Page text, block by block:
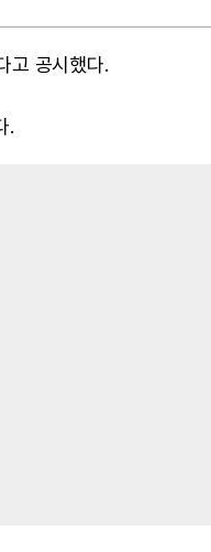
고 공시했다.
.